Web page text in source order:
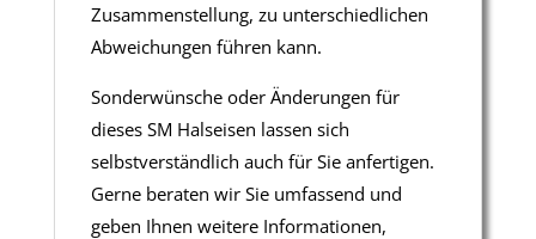
Zusammenstellung, zu unterschiedlichen
Abweichungen führen kann.
Sonderwünsche oder Änderungen für
dieses SM Halseisen lassen sich
selbstverständlich auch für Sie anfertigen.
Gerne beraten wir Sie umfassend und
geben Ihnen weitere Informationen,